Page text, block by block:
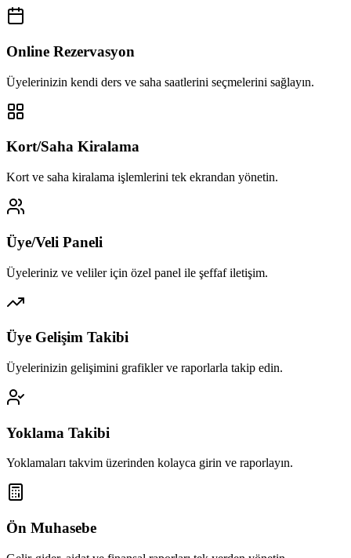
Online Rezervasyon
Üyelerinizin kendi ders ve saha saatlerini seçmelerini sağlayın.
Kort/Saha Kiralama
Kort ve saha kiralama işlemlerini tek ekrandan yönetin.
Üye/Veli Paneli
Üyeleriniz ve veliler için özel panel ile şeffaf iletişim.
Üye Gelişim Takibi
Üyelerinizin gelişimini grafikler ve raporlarla takip edin.
Yoklama Takibi
Yoklamaları takvim üzerinden kolayca girin ve raporlayın.
Ön Muhasebe